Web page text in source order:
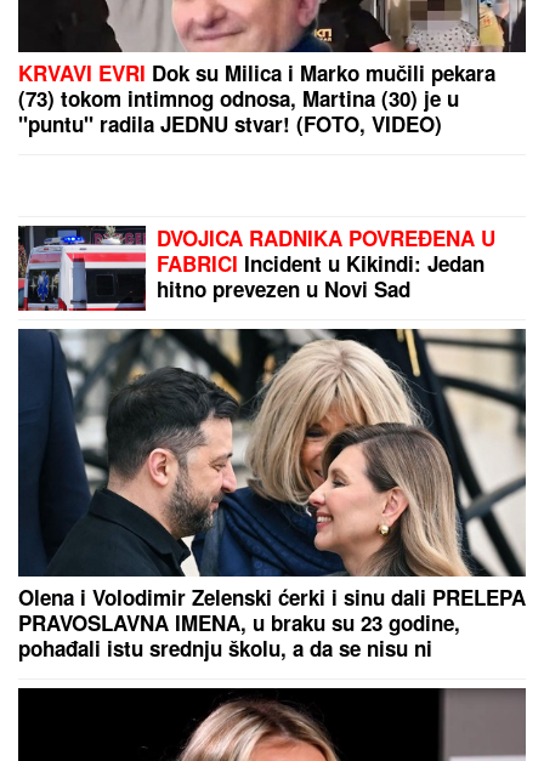
JELENA RADANOVIĆ DOBIJA MONSTRUOZNE
Masovni protest u Nemačkoj:
Desetine hiljada ljudi traži ostavku
savezne vlade i proterivanje ilegalnih
migranata!
"ŽELIM BEBU"Jelena Gavrilović
progovorila o svadbi, renoviranju
kuće, zašto je pristala na rijaliti i
obnaživanje: "Išla sam roditeljima da
kažem da odustajem"